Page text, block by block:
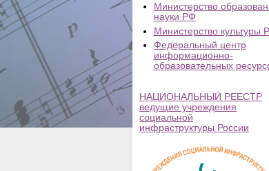
Министерство
науки РФ
Министерство культуры
Федеральный центр
информационно-
образовательных
НАЦИОНАЛЬНЫЙ РЕЕСТР
ведущие учреждения
социальной
инфраструктуры России